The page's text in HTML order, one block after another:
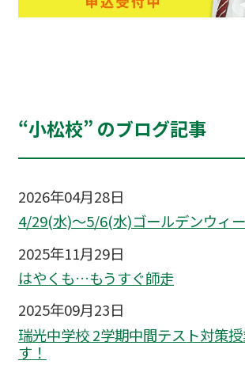
“小松校” のブログ記事
2026年04月28日
4/29(水)～5/6(水)ゴールデンウィ
2025年11月29日
はやくも…もうすぐ師走
2025年09月23日
瑞光中学校 2学期中間テスト対策
す！